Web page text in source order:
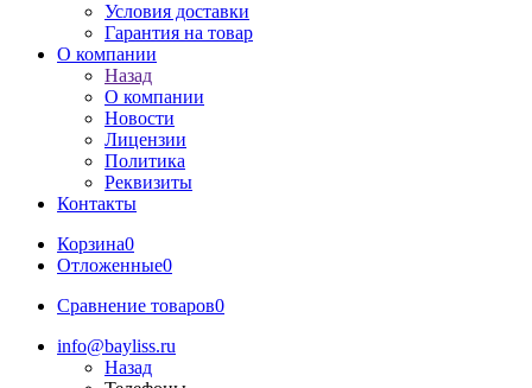
Условия доставки
Гарантия на товар
О компании
Назад
О компании
Новости
Лицензии
Политика
Реквизиты
Контакты
Корзина0
Отложенные0
Сравнение товаров0
info@bayliss.ru
Назад